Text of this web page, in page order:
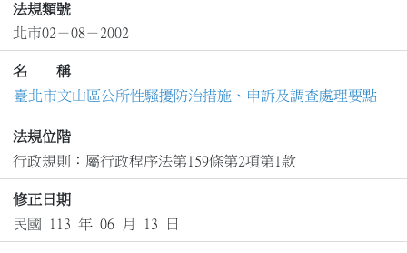
法規類號
北市02－08－2002
名 稱
臺北市文山區公所性騷擾防治措施、申訴及調查處理要點
法規位階
行政規則：屬行政程序法第159條第2項第1款
修正日期
民國 113 年 06 月 13 日